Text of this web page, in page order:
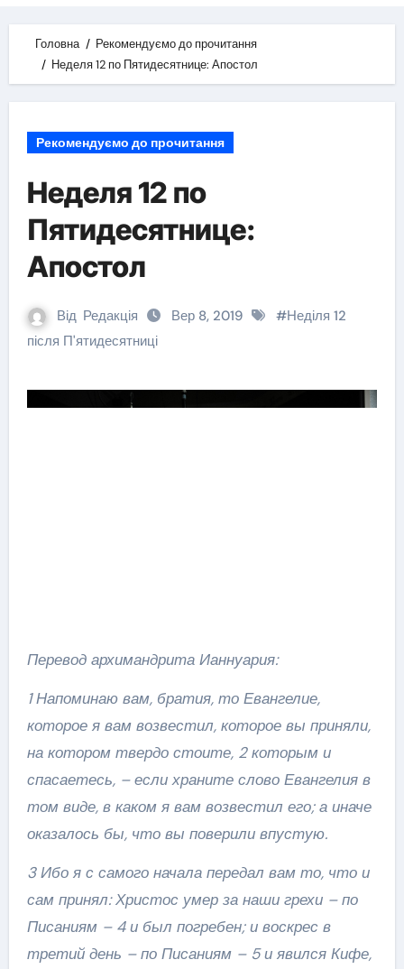
Головна
Рекомендуємо до прочитання
Неделя 12 по Пятидесятнице: Апостол
Рекомендуємо до прочитання
Неделя 12 по
Пятидесятнице:
Апостол
Від Редакція Вер 8, 2019 #Неділя 12
після П'ятидесятниці
Перевод архимандрита Ианнуария:
1 Напоминаю вам, братия, то Евангелие,
которое я вам возвестил, которое вы приняли,
на котором твердо стоите, 2 которым и
спасаетесь, – если храните слово Евангелия в
том виде, в каком я вам возвестил его; а иначе
оказалось бы, что вы поверили впустую.
3 Ибо я с самого начала передал вам то, что и
сам принял: Христос умер за наши грехи – по
Писаниям – 4 и был погребен; и воскрес в
третий день – по Писаниям – 5 и явился Кифе,